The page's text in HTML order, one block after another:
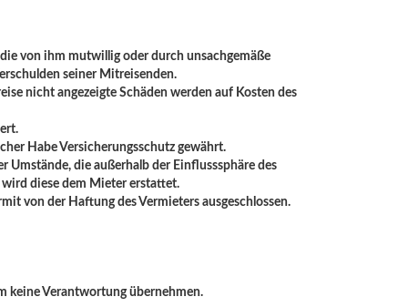
von ihm mutwillig oder durch unsachgemäße
seiner Mitreisenden.
nicht angezeigte Schäden werden auf Kosten des
Habe Versicherungsschutz gewährt.
Umstände, die außerhalb der Einflusssphäre des
wird diese dem Mieter erstattet.
von der Haftung des Vermieters ausgeschlossen.
keine Verantwortung übernehmen.